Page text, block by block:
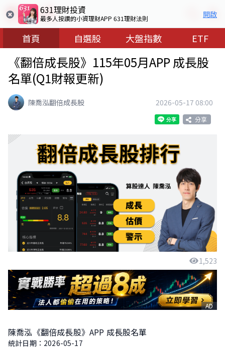
631理財投資
最多人按讚的小資理財APP 631理財法則 開啟
首頁 自選股 大盤指數 ETF
《翻倍成長股》115年05月APP 成長股
名單(Q1財報更新)
陳喬泓翻倍成長股 2026-05-17 08:00
分享
1,523
AD
陳喬泓《翻倍成長股》APP 成長股名單
統計日期：2026-05-17